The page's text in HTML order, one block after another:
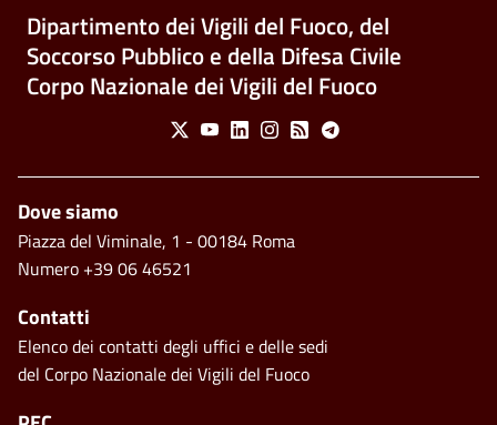
Dipartimento dei Vigili del Fuoco, del
Soccorso Pubblico e della Difesa Civile
Corpo Nazionale dei Vigili del Fuoco
Social Menu
X YoutubeLinkedinInstagram
Feed Telegram
Footer
Dove siamo
Piazza del Viminale, 1 - 00184 Roma
Numero +39 06 46521
Contatti
Elenco dei contatti degli uffici e delle sedi
del Corpo Nazionale dei Vigili del Fuoco